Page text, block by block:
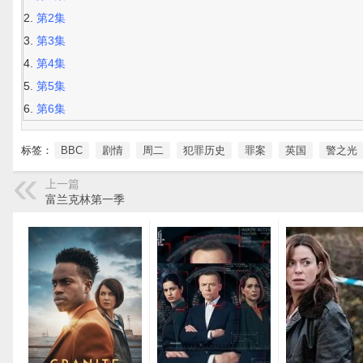
第2集
第3集
第4集
第5集
第6集
标签： BBC 剧情 周二 犯罪历史 罪案 英国 警之光
上一篇
富兰克林第一季